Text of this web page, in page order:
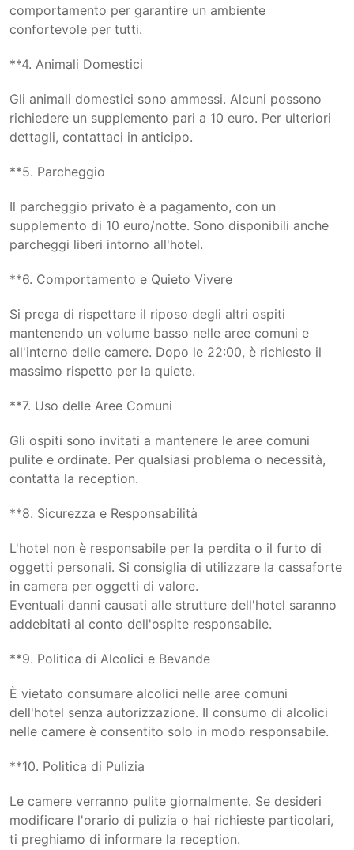
comportamento per garantire un ambiente
confortevole per tutti.
**4. Animali Domestici
Gli animali domestici sono ammessi. Alcuni possono
richiedere un supplemento pari a 10 euro. Per ulteriori
dettagli, contattaci in anticipo.
**5. Parcheggio
Il parcheggio privato è a pagamento, con un
supplemento di 10 euro/notte. Sono disponibili anche
parcheggi liberi intorno all'hotel.
**6. Comportamento e Quieto Vivere
Si prega di rispettare il riposo degli altri ospiti
mantenendo un volume basso nelle aree comuni e
all'interno delle camere. Dopo le 22:00, è richiesto il
massimo rispetto per la quiete.
**7. Uso delle Aree Comuni
Gli ospiti sono invitati a mantenere le aree comuni
pulite e ordinate. Per qualsiasi problema o necessità,
contatta la reception.
**8. Sicurezza e Responsabilità
L'hotel non è responsabile per la perdita o il furto di
oggetti personali. Si consiglia di utilizzare la cassaforte
in camera per oggetti di valore.
Eventuali danni causati alle strutture dell'hotel saranno
addebitati al conto dell'ospite responsabile.
**9. Politica di Alcolici e Bevande
È vietato consumare alcolici nelle aree comuni
dell'hotel senza autorizzazione. Il consumo di alcolici
nelle camere è consentito solo in modo responsabile.
**10. Politica di Pulizia
Le camere verranno pulite giornalmente. Se desideri
modificare l'orario di pulizia o hai richieste particolari,
ti preghiamo di informare la reception.